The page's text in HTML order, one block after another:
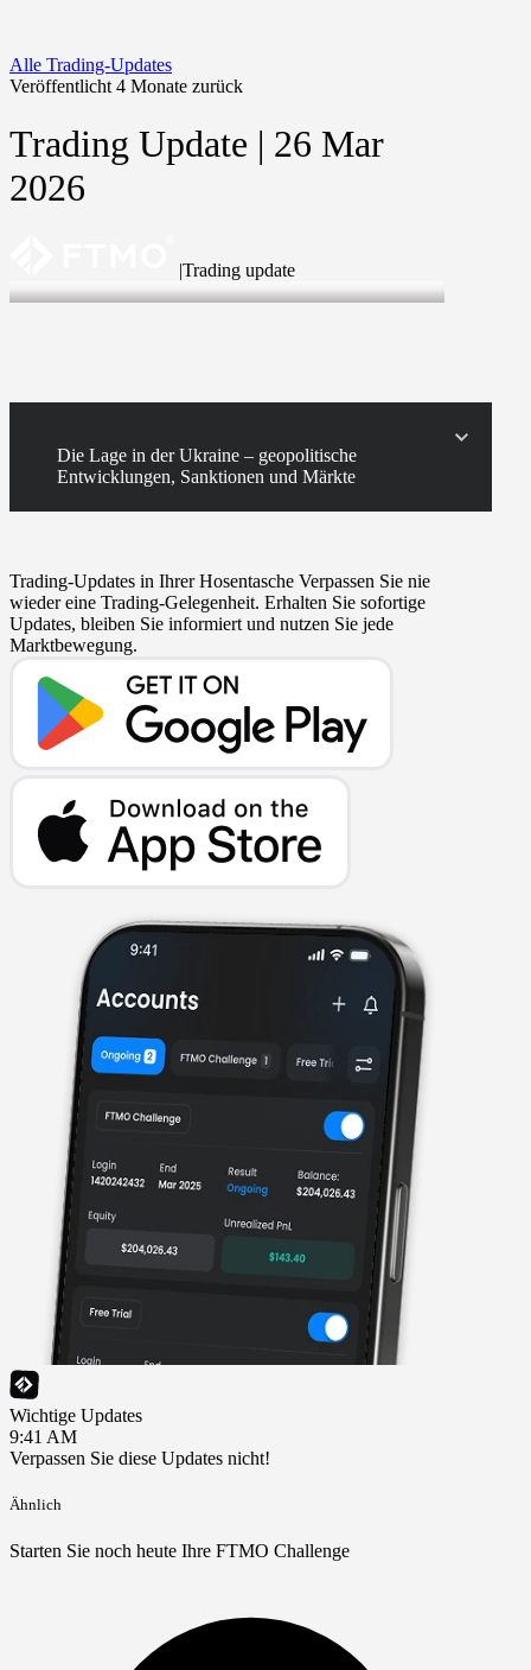
Alle Trading-Updates
Veröffentlicht 4 Monate zurück
Trading Update | 26 Mar
2026
|Trading update
26 Mar 2026
Die Lage in der Ukraine – geopolitische
Entwicklungen, Sanktionen und Märkte
Trading-Updates in Ihrer Hosentasche Verpassen Sie nie
wieder eine Trading-Gelegenheit. Erhalten Sie sofortige
Updates, bleiben Sie informiert und nutzen Sie jede
Marktbewegung.
Wichtige Updates
9:41 AM
Verpassen Sie diese Updates nicht!
Ähnlich
Starten Sie noch heute Ihre FTMO Challenge